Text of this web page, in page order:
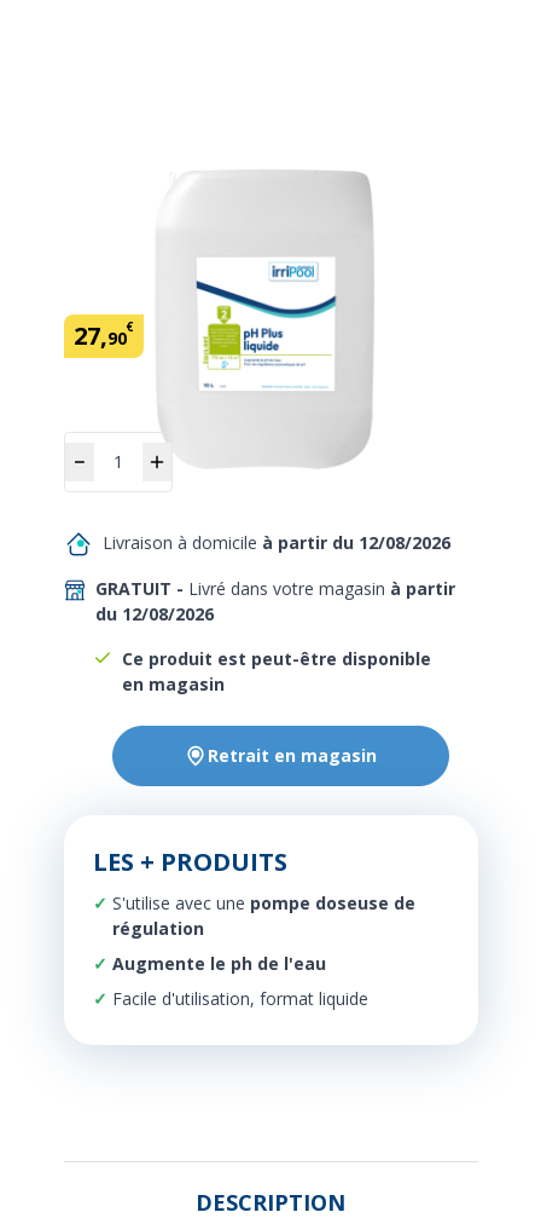
pH Plus liquide 10 litres IRRIPOOL
27,90€
Ajouterau panier
GRATUIT - Livré dans votre magasin à partir
du 12/08/2026
Livraison à domicile à partir du 12/08/2026
Ce produit est peut-être disponible
en magasin
Retrait en magasin
LES + PRODUITS
S'utilise avec une pompe doseuse de
régulation
Augmente le ph de l'eau
Facile d'utilisation, format liquide
DESCRIPTION